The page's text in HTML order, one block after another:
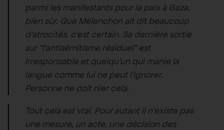
parmi les manifestants pour la paix à Gaza,
bien sûr. Que Mélenchon ait dit beaucoup
d’atrocités, c’est certain. Sa dernière sortie
sur “l’antisémitisme résiduel” est
irresponsable et quelqu’un qui manie la
langue comme lui ne peut l’ignorer.
Personne ne doit nier cela.
Tout cela est vrai. Pour autant il n’existe pas
une mesure, un acte, une décision des